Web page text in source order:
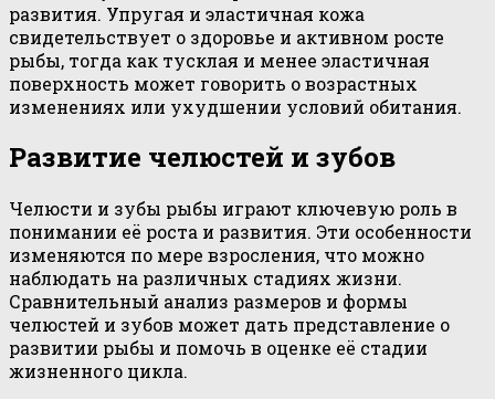
развития. Упругая и эластичная кожа
свидетельствует о здоровье и активном росте
рыбы, тогда как тусклая и менее эластичная
поверхность может говорить о возрастных
изменениях или ухудшении условий обитания.
Развитие челюстей и зубов
Челюсти и зубы рыбы играют ключевую роль в
понимании её роста и развития. Эти особенности
изменяются по мере взросления, что можно
наблюдать на различных стадиях жизни.
Сравнительный анализ размеров и формы
челюстей и зубов может дать представление о
развитии рыбы и помочь в оценке её стадии
жизненного цикла.